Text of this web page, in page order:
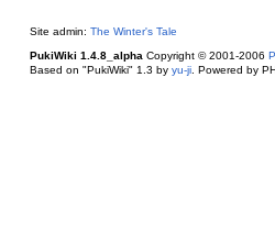
Site admin: The Winter's Tale
PukiWiki 1.4.8_alpha Copyright © 2001-2006
Based on "PukiWiki" 1.3 by yu-ji. Powered by